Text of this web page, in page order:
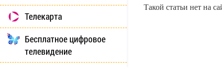
Телекарта
Бесплатное цифровое
телевидение
Такой статьи нет на